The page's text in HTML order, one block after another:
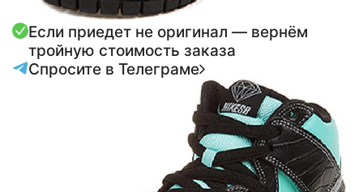
Если приедет не оригинал — вернём
тройную стоимость заказа
Спросите в Телеграме